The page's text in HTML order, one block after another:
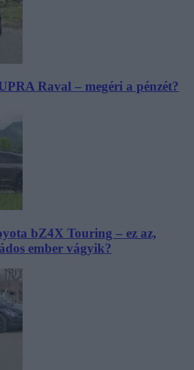
Raval – megéri a pénzét?
bZ4X Touring – ez az,
ember vágyik?